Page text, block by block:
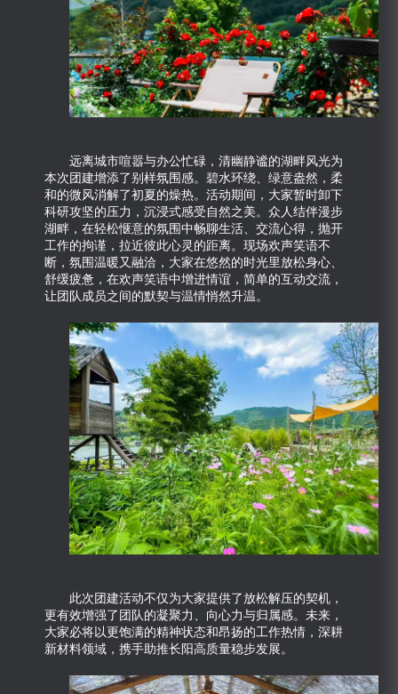
远离城市喧嚣与办公忙碌，清幽静谧的湖畔风光为
本次团建增添了别样氛围感。碧水环绕、绿意盎然，柔
和的微风消解了初夏的燥热。活动期间，大家暂时卸下
科研攻坚的压力，沉浸式感受自然之美。众人结伴漫步
湖畔，在轻松惬意的氛围中畅聊生活、交流心得，抛开
工作的拘谨，拉近彼此心灵的距离。现场欢声笑语不
断，氛围温暖又融洽，大家在悠然的时光里放松身心、
舒缓疲惫，在欢声笑语中增进情谊，简单的互动交流，
让团队成员之间的默契与温情悄然升温。
此次团建活动不仅为大家提供了放松解压的契机，
更有效增强了团队的凝聚力、向心力与归属感。未来，
大家必将以更饱满的精神状态和昂扬的工作热情，深耕
新材料领域，携手助推长阳高质量稳步发展。